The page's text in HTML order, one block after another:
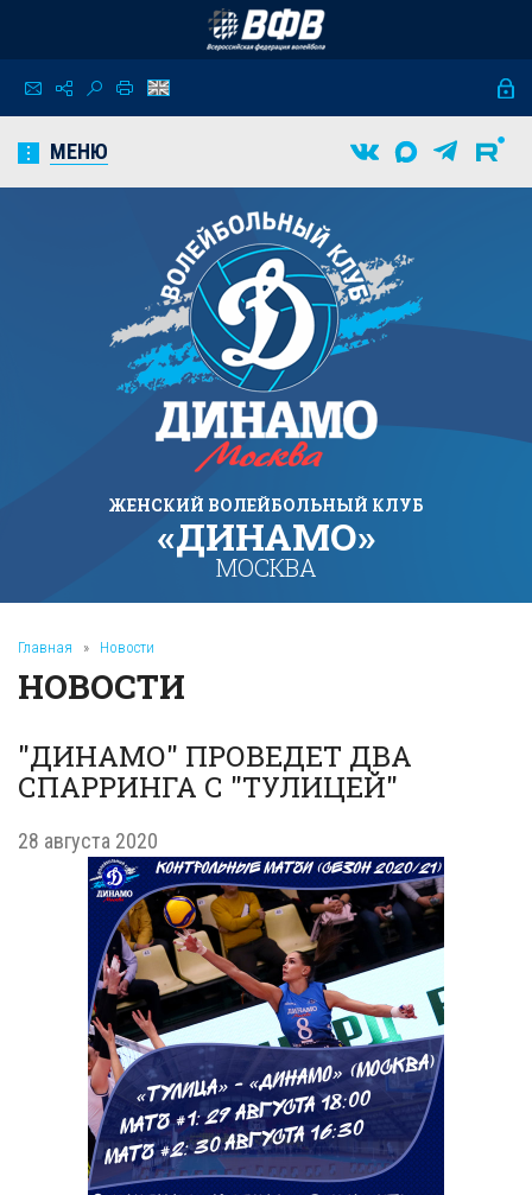
МЕНЮ
ЖЕНСКИЙ ВОЛЕЙБОЛЬНЫЙ КЛУБ
«ДИНАМО»
МОСКВА
Главная » Новости
НОВОСТИ
"ДИНАМО" ПРОВЕДЕТ ДВА
СПАРРИНГА С "ТУЛИЦЕЙ"
28 августа 2020